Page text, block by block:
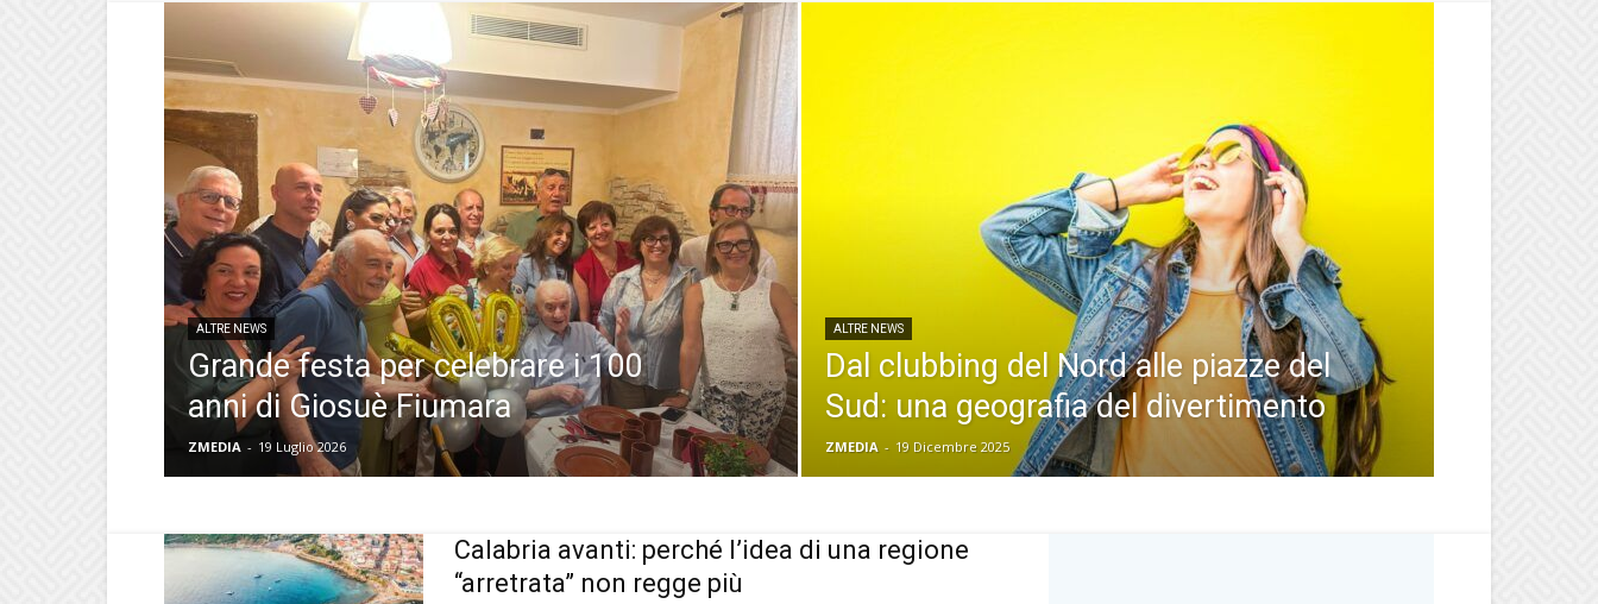
ALTRE NEWS
Grande festa per celebrare i 100
anni di Giosuè Fiumara
ZMEDIA - 19 Luglio 2026
ALTRE NEWS
Dal clubbing del Nord alle piazze del
Sud: una geografia del divertimento
ZMEDIA - 19 Dicembre 2025
Calabria avanti: perché l’idea di una regione
“arretrata” non regge più